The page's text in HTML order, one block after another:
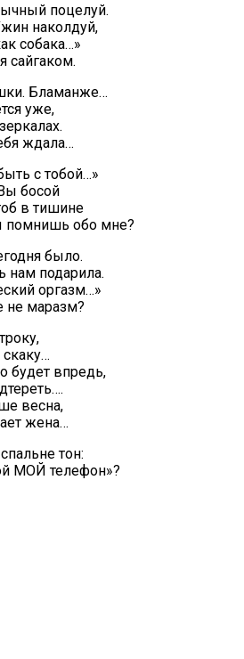
поцелуй.
наколдуй,
собака…»
сайгаком.
Бламанже…
уже,
ждала…
с тобой…»
босой
в тишине
помнишь обо мне?
было.
нам подарила.
оргазм…»
не маразм?
будет впредь,
весна,
жена…
тон:
МОЙ телефон»?